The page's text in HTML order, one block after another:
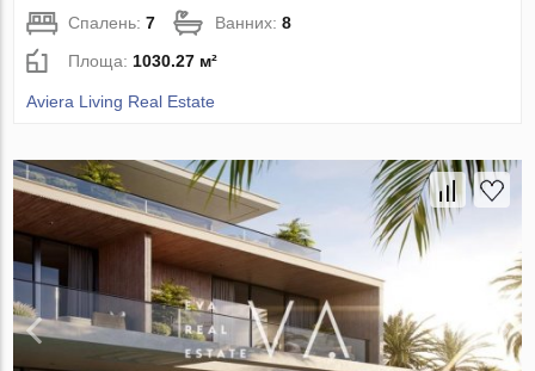
Спалень:7 Ванних:8
Площа: 1030.27 м²
Aviera Living Real Estate